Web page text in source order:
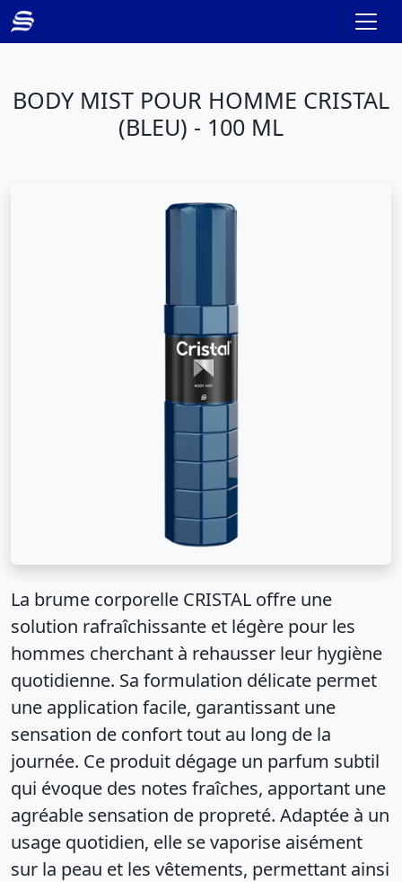
BODY MIST POUR HOMME CRISTAL
(BLEU) - 100 ML
La brume corporelle CRISTAL offre une
solution rafraîchissante et légère pour les
hommes cherchant à rehausser leur hygiène
quotidienne. Sa formulation délicate permet
une application facile, garantissant une
sensation de confort tout au long de la
journée. Ce produit dégage un parfum subtil
qui évoque des notes fraîches, apportant une
agréable sensation de propreté. Adaptée à un
usage quotidien, elle se vaporise aisément
sur la peau et les vêtements, permettant ainsi